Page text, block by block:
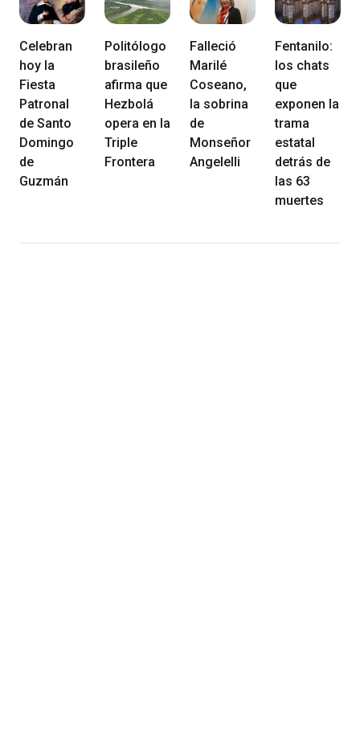
Celebran
hoy la
Fiesta
Patronal
de Santo
Domingo
de
Guzmán
Politólogo
brasileño
afirma que
Hezbolá
opera en la
Triple
Frontera
Falleció
Marilé
Coseano,
la sobrina
de
Monseñor
Angelelli
Fentanilo:
los chats
que
exponen la
trama
estatal
detrás de
las 63
muertes